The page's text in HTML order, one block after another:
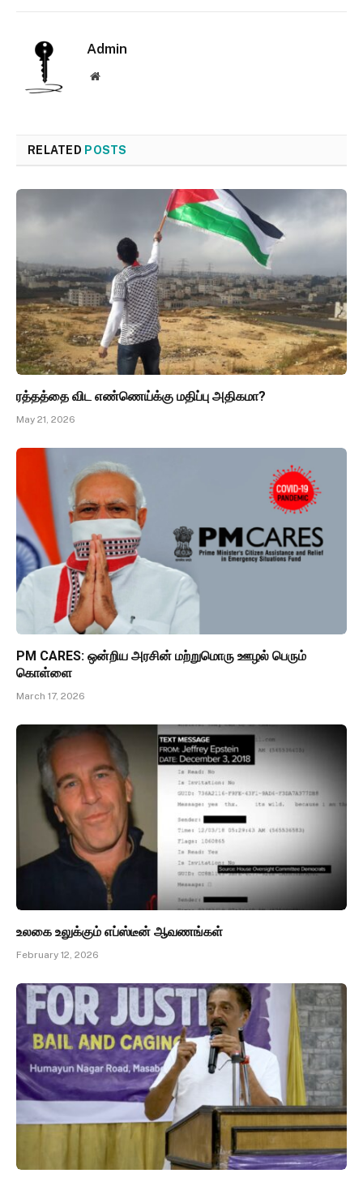
Admin
Website
RELATED POSTS
ரத்தத்தை விட எண்ணெய்க்கு மதிப்பு அதிகமா?
May 21, 2026
PM CARES: ஒன்றிய அரசின் மற்றுமொரு ஊழல் பெரும்
கொள்ளை
March 17, 2026
உலகை உலுக்கும் எப்ஸ்டீன் ஆவணங்கள்
February 12, 2026